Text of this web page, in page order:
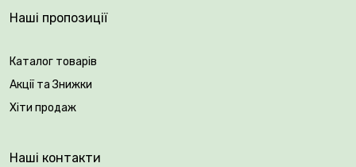
Наші пропозиції
Каталог товарів
Акції та Знижки
Хіти продаж
Наші контакти